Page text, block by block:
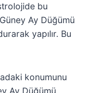
bu
Ay Düğümü
yapılır. Bu
konumunu
Ay Düğümü